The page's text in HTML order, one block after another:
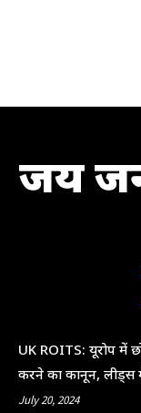
जय
UK ROITS: यूरोप में
करने का कानून, लीड्स
July 20, 2024